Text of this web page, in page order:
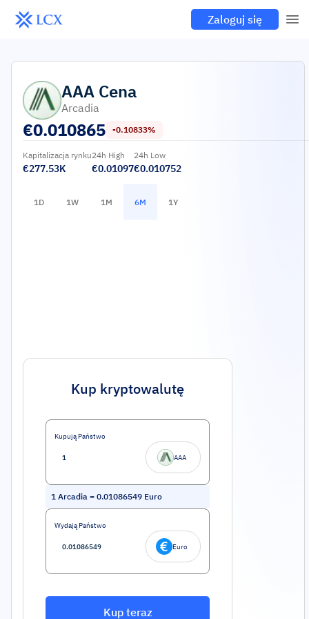
Zaloguj się
AAA Cena
Arcadia
€0.010865 -0.10833%
Kapitalizacja rynku
€277.53K
24h High
€0.01097
24h Low
€0.010752
1D 1W 1M 6M 1Y
Kup kryptowalutę
Kupują Państwo
AAA
1 Arcadia = 0.01086549 Euro
Wydają Państwo
Euro
Kup teraz